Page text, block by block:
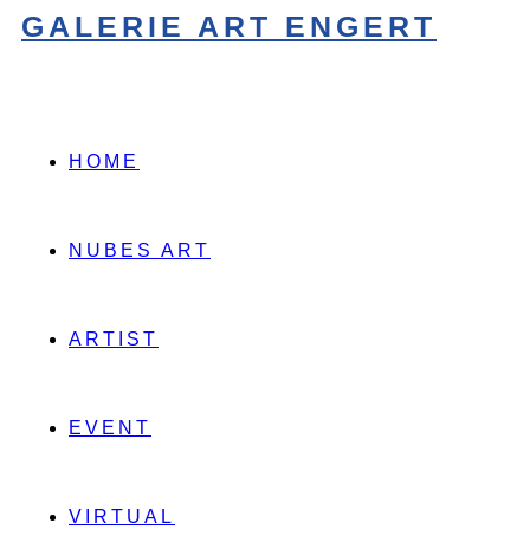
Zum
Inhalt
GALERIE ART ENGERT
HOME
NUBES ART
ARTIST
EVENT
VIRTUAL